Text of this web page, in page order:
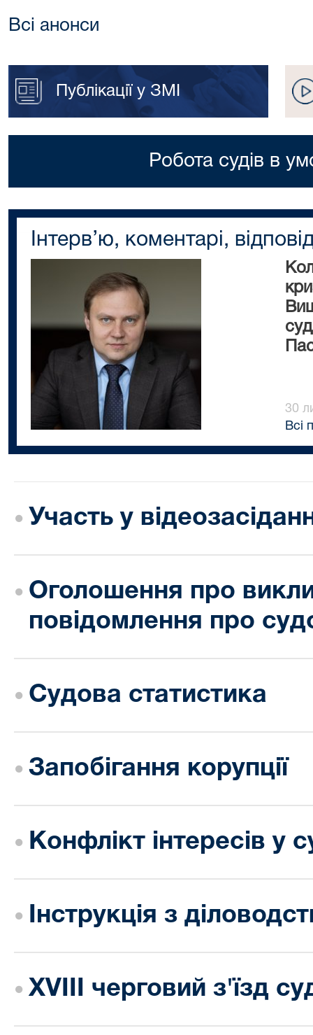
Всі анонси
Публікації у ЗМІ
Робота судів в
Інтерв’ю, коментарі,
30
Всі
Участь у
Оголошення про
повідомлення про
Судова статистика
Запобігання корупції
Конфлікт інтересів у
Інструкція з
XVIII черговий з'їзд